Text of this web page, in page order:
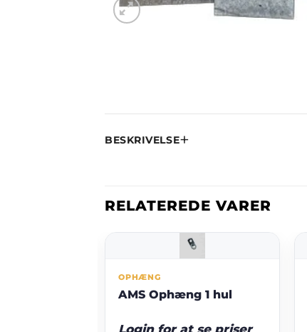
BESKRIVELSE
RELATEREDE VARER
OPHÆNG
AMS Ophæng 1 hul